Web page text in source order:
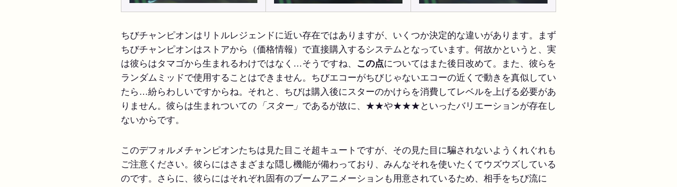
ちびチャンピオンはリトルレジェンドに近い存在ではありますが、いくつか決定的な違いがあります。まず
ちびチャンピオンはストアから（価格情報）で直接購入するシステムとなっています。何故かというと、実
は彼らはタマゴから生まれるわけではなく…そうですね、 この点についてはまた後日改めて。また、彼らを
ランダムミッドで使用することはできません。ちびエコーがちびじゃないエコーの近くで動きを真似してい
たら…紛らわしいですからね。それと、ちびは購入後にスターのかけらを消費してレベルを上げる必要があ
りません。彼らは生まれついての 「スター」 であるが故に、★★や★★★といったバリエーションが存在し
ないからです。
このデフォルメチャンピオンたちは見た目こそ超キュートですが、その見た目に騙されないようくれぐれも
ご注意ください。彼らにはさまざまな隠し機能が備わっており、みんなそれを使いたくてウズウズしている
のです。さらに、彼らにはそれぞれ固有のブームアニメーションも用意されているため、相手をちび流に